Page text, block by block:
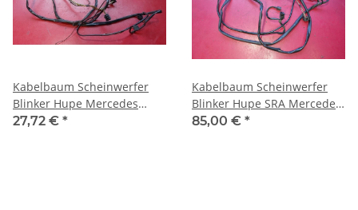
Kabelbaum Scheinwerfer
Blinker Hupe Mercedes
W126 ab 1985 1265403032
27,72 € *
Kabelbaum Scheinwerfer
Blinker Hupe SRA Mercedes
W126 1265403032
85,00 € *